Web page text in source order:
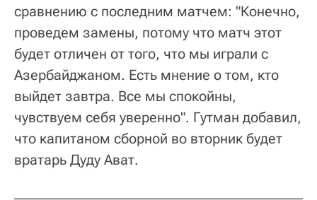
сравнению с последним матчем: "Конечно,
проведем замены, потому что матч этот
будет отличен от того, что мы играли с
Азербайджаном. Есть мнение о том, кто
выйдет завтра. Все мы спокойны,
чувствуем себя уверенно". Гутман добавил,
что капитаном сборной во вторник будет
вратарь Дуду Ават.